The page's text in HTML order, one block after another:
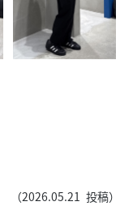
（2026.05.21 投稿）